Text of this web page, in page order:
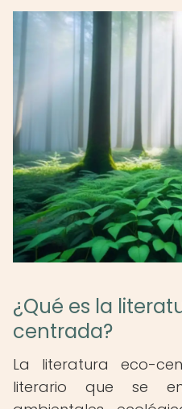
¿Qué es la
centrada?
La literatura eco-
literario que se